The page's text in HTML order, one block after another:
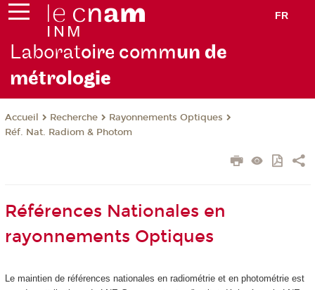
FR
Laboratoire commun de
métrologie
Accueil Recherche
Rayonnements Optiques
Réf. Nat. Radiom & Photom
Références Nationales en
rayonnements Optiques
Le maintien de références nationales en radiométrie et en photométrie est